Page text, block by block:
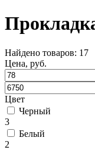
Найдено товаров: 17
Цена, руб.
Цвет
Черный
3
Белый
2